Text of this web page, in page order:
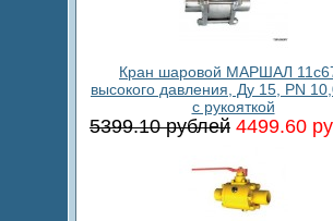
Кран шаровой МАРШАЛ
высокого давления, Ду 15, PN
с рукояткой
5399.10 рублей 4499.60